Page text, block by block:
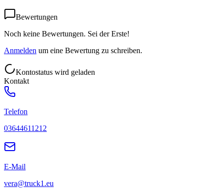
Bewertungen
Noch keine Bewertungen. Sei der Erste!
Anmelden um eine Bewertung zu schreiben.
Kontostatus wird geladen
Kontakt
Telefon
03644611212
E-Mail
vera@truck1.eu